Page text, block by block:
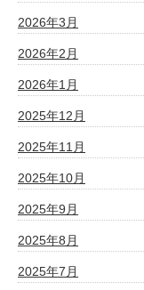
2026年3月
2026年2月
2026年1月
2025年12月
2025年11月
2025年10月
2025年9月
2025年8月
2025年7月